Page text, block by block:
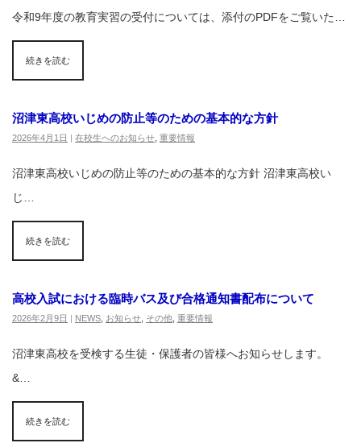
令和9年度の教育実習の受付については、添付のPDFをご覧いた…
続きを読む
沼津東高校いじめの防止等のための基本的な方針
2026年4月1日 | 在校生へのお知らせ 重要情報
沼津東高校いじめの防止等のための基本的な方針 沼津東高校い
じ…
続きを読む
高校入試における臨時バス及び合格通知書配布について
2026年2月9日 | NEWS お知らせ その他 重要情報
沼津東高校を受検する生徒・保護者の皆様へお知らせします。
&…
続きを読む